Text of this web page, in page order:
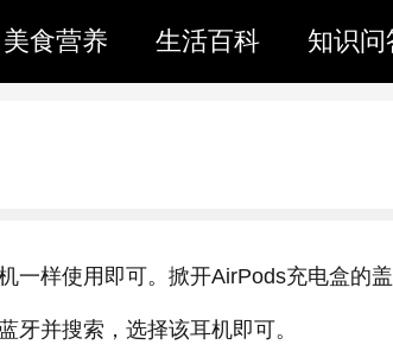
美食营养 生活百科 知识问
一样使用即可。掀开AirPods充电盒的
牙并搜索，选择该耳机即可。